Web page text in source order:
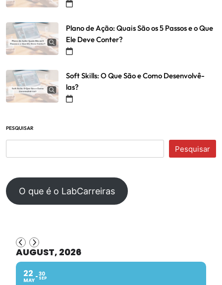
Plano de Ação: Quais São os 5 Passos e o Que
Ele Deve Conter?
Soft Skills: O Que São e Como Desenvolvê-
las?
PESQUISAR
Pesquisar
O que é o LabCarreiras
AUGUST, 2026
22
MAY
30
SEP